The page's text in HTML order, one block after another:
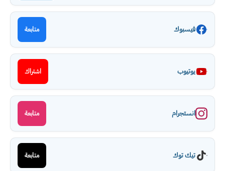
فيسبوك متابعة
يوتيوب اشتراك
انستجرام متابعة
تيك توك متابعة